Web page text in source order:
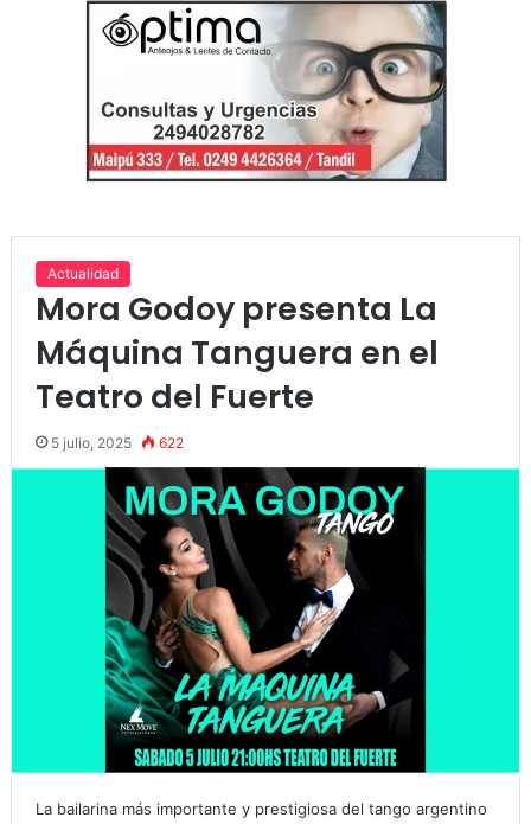
Actualidad
Mora Godoy presenta La
Máquina Tanguera en el
Teatro del Fuerte
5 julio, 2025 622
La bailarina más importante y prestigiosa del tango argentino